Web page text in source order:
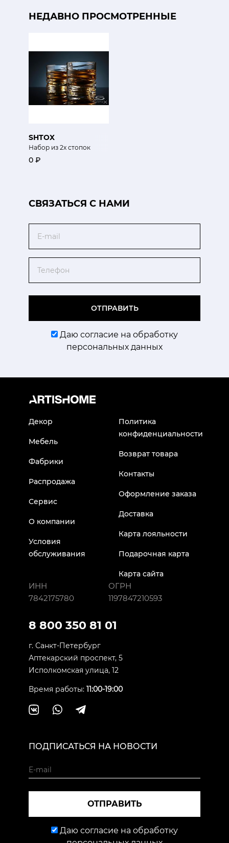
НЕДАВНО ПРОСМОТРЕННЫЕ
SHTOX
Набор из 2х стопок
0 ₽
CВЯЗАТЬСЯ С НАМИ
ОТПРАВИТЬ
Даю согласие на обработку
персональных данных
Декор
Мебель
Фабрики
Распродажа
Сервис
О компании
Условия
обслуживания
Политика
конфиденциальности
Возврат товара
Контакты
Оформление заказа
Доставка
Карта лояльности
Подарочная карта
Карта сайта
ИНН
7842175780
ОГРН
1197847210593
8 800 350 81 01
г. Санкт-Петербург
Аптекарский проспект, 5
Исполкомская улица, 12
Время работы: 11:00-19:00
ПОДПИСАТЬСЯ НА НОВОСТИ
ОТПРАВИТЬ
Даю согласие на обработку